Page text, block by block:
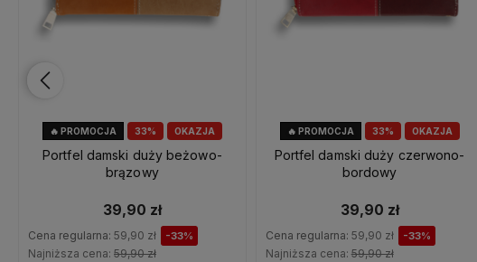
33% OKAZJA
🔥 PROMOCJA
Portfel damski duży beżowo-
brązowy
39,90 zł
Cena regularna:59,90 zł -33%
Najniższa cena:59,90 zł
33% OKAZJA
🔥 PROMOCJA
Portfel damski duży czerwono-
bordowy
39,90 zł
Cena regularna: 59,90 zł -33%
Najniższa cena: 59,90 zł